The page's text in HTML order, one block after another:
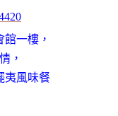
一樓，
，
夷風味餐